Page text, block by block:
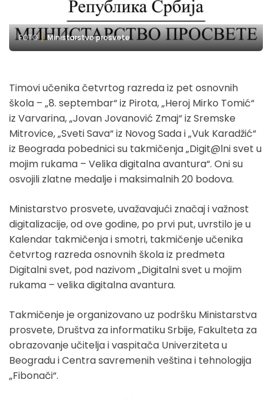
FOTO Ministarstvo prosvete
Timovi učenika četvrtog razreda iz pet osnovnih
škola – „8. septembar“ iz Pirota, „Heroj Mirko Tomić“
iz Varvarina, „Jovan Jovanović Zmaj“ iz Sremske
Mitrovice, „Sveti Sava“ iz Novog Sada i „Vuk Karadžić“
iz Beograda pobednici su takmičenja „Digit@lni svet u
mojim rukama – Velika digitalna avantura“. Oni su
osvojili zlatne medalje i maksimalnih 20 bodova.
Ministarstvo prosvete, uvažavajući značaj i važnost
digitalizacije, od ove godine, po prvi put, uvrstilo je u
Kalendar takmičenja i smotri, takmičenje učenika
četvrtog razreda osnovnih škola iz predmeta
Digitalni svet, pod nazivom „Digitalni svet u mojim
rukama – velika digitalna avantura.
Takmičenje je organizovano uz podršku Ministarstva
prosvete, Društva za informatiku Srbije, Fakulteta za
obrazovanje učitelja i vaspitača Univerziteta u
Beogradu i Centra savremenih veština i tehnologija
„Fibonači“.